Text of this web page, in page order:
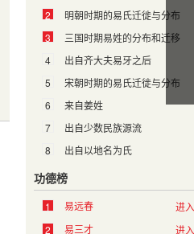
2
明朝时期的易氏迁徙与分布
3
三国时期易姓的分布和迁移
4
出自齐大夫易牙之后
5
宋朝时期的易氏迁徙与分布
6
来自姜姓
7
出自少数民族源流
8
出自以地名为氏
功德榜
1 易远春
进
2
易三才
进